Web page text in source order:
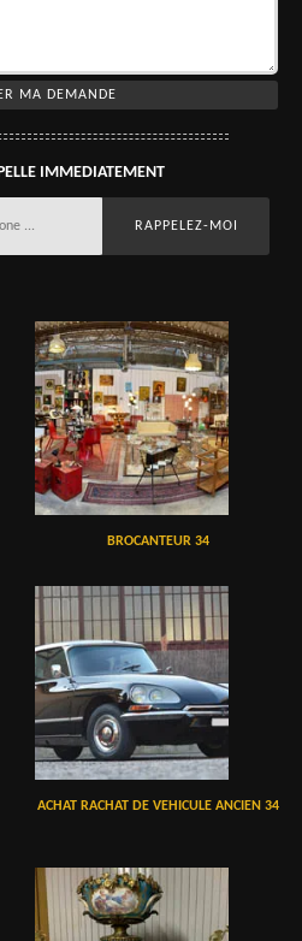
IMMEDIATEMENT
BROCANTEUR 34
ACHAT RACHAT DE VEHICULE ANCIEN 34